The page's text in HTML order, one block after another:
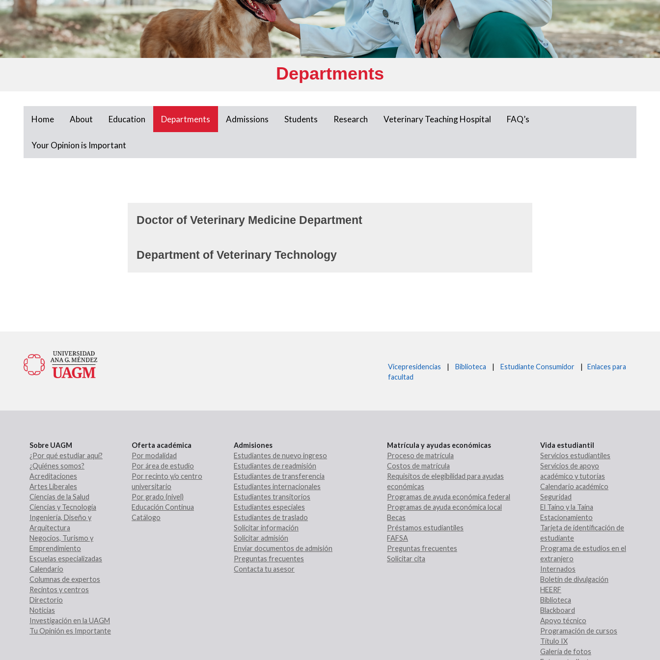
Departments
Home About Education Departments Admissions Students Research Veterinary Teaching Hospital FAQ’s
Your Opinion is Important
Doctor of Veterinary Medicine Department
Department of Veterinary Technology
Vicepresidencias | Biblioteca | Estudiante Consumidor |
Enlaces para
facultad
Sobre UAGM
¿Por qué estudiar aquí?
¿Quiénes somos?
Acreditaciones
Artes Liberales
Ciencias de la Salud
Ciencias y Tecnología
Ingeniería, Diseño y
Arquitectura
Negocios, Turismo y
Emprendimiento
Escuelas especializadas
Calendario
Columnas de expertos
Recintos y centros
Directorio
Noticias
Investigación en la UAGM
Tu Opinión es Importante
Oferta académica
Por modalidad
Por área de estudio
Por recinto y/o centro
universitario
Por grado (nivel)
Educación Continua
Catálogo
Admisiones
Estudiantes de nuevo ingreso
Estudiantes de readmisión
Estudiantes de transferencia
Estudiantes internacionales
Estudiantes transitorios
Estudiantes especiales
Estudiantes de traslado
Solicitar información
Solicitar admisión
Enviar documentos de admisión
Preguntas frecuentes
Contacta tu asesor
Matrícula y ayudas económicas
Proceso de matrícula
Costos de matrícula
Requisitos de elegibilidad para ayudas
económicas
Programas de ayuda económica federal
Programas de ayuda económica local
Becas
Préstamos estudiantiles
FAFSA
Preguntas frecuentes
Solicitar cita
Vida estudiantil
Servicios estudiantiles
Servicios de apoyo
académico y tutorías
Calendario académico
Seguridad
El Taíno y la Taína
Estacionamiento
Tarjeta de identificación de
estudiante
Programa de estudios en el
extranjero
Internados
Boletín de divulgación
HEERF
Biblioteca
Blackboard
Apoyo técnico
Programación de cursos
Título IX
Galería de fotos